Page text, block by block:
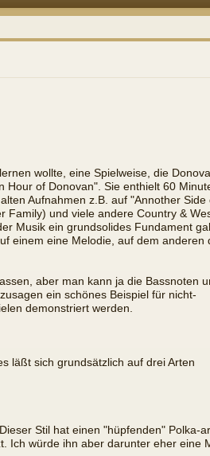
Q
wollte, eine Spielweise, die
Hour of Donovan". Sie enthielt 60
Aufnahmen z.B. auf "Annother Side
Family) und viele andere Country &
Musik ein grundsolides Fundament
einem eine Melodie, auf dem anderen
aber man kann ja die Bassnoten
ein schönes Beispiel für nicht-
demonstriert werden.
läßt sich grundsätzlich auf drei Arten
Stil hat einen "hüpfenden" Polka-
Ich würde ihn aber darunter eher eine